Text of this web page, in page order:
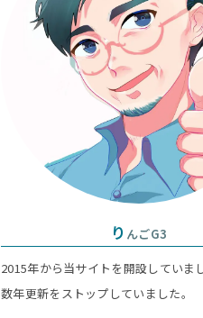
り んごG3
2015年から当サイトを開設していま
数年更新をストップしていました。